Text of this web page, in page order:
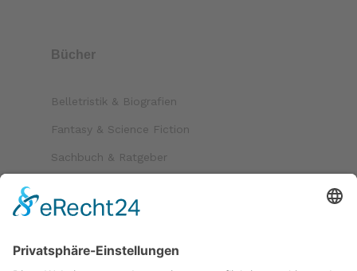
Bücher
Belletristik & Biografien
Fantasy & Science Fiction
Sachbuch & Ratgeber
Krimi & Thriller